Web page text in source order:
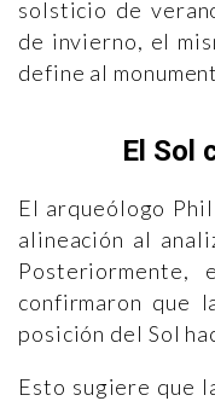
solsticio de
de invierno, el
define al
El Sol
El arqueólogo
alineación al
Posteriormente,
confirmaron que
posición del Sol
Esto sugiere que